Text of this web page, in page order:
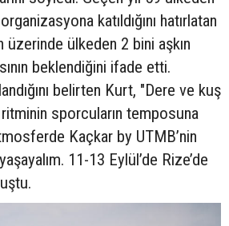
katıldığını hatırlatan
üzerinde ülkeden 2 bini aşkın
beklendiğini ifade etti.
belirten Kurt, "Dere ve kuş
sporcuların temposuna
Kaçkar by UTMB’nin
11-13 Eylül’de Rize’de